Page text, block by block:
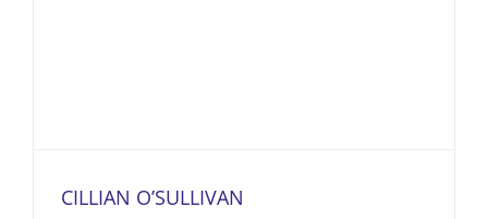
CILLIAN O’SULLIVAN